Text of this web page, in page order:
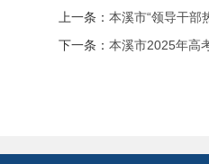
上一条： 本溪市“领导干部
下一条： 本溪市2025年高